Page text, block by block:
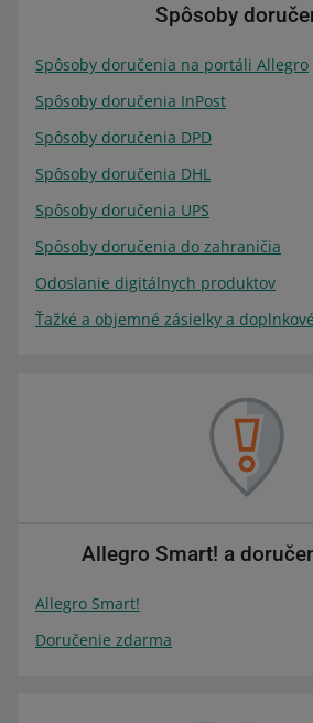
Spôsoby
Spôsoby doručenia na portáli Allegro
Spôsoby doručenia InPost
Spôsoby doručenia DPD
Spôsoby doručenia DHL
Spôsoby doručenia UPS
Spôsoby doručenia do zahraničia
Odoslanie digitálnych produktov
Ťažké a objemné zásielky a
Allegro Smart! a
Allegro Smart!
Doručenie zdarma